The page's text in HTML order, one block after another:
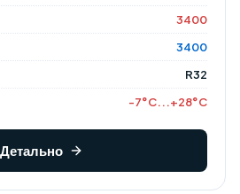
3400
3400
R32
-7°C...+28°C
Детально